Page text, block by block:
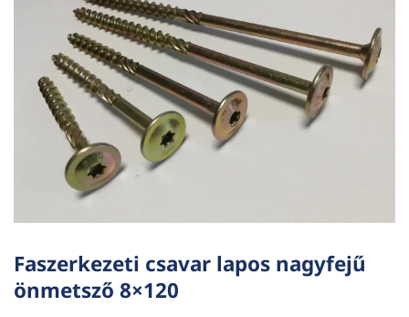
Faszerkezeti csavar lapos nagyfejű
önmetsző 8×120